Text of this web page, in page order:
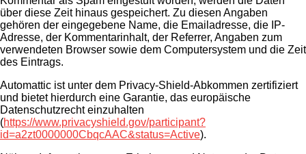
über diese Zeit hinaus gespeichert. Zu diesen Angaben
gehören der eingegebene Name, die Emailadresse, die IP-
Adresse, der Kommentarinhalt, der Referrer, Angaben zum
verwendeten Browser sowie dem Computersystem und die Zeit
des Eintrags.
Automattic ist unter dem Privacy-Shield-Abkommen zertifiziert
und bietet hierdurch eine Garantie, das europäische
Datenschutzrecht einzuhalten
(https://www.privacyshield.gov/participant?
id=a2zt0000000CbqcAAC&status=Active).